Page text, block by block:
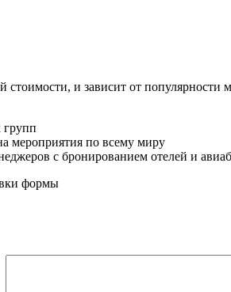
стоимости, и зависит от
групп
мероприятия по всему миру
с бронированием отелей и
формы